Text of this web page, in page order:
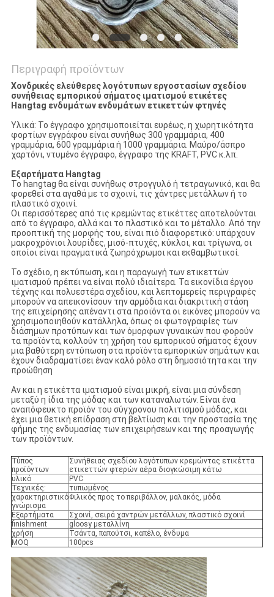
Περιγραφή προϊόντων
Χονδρικές ελεύθερες λογότυπων εργοστασίων σχεδίου
συνήθειας εμπορικού σήματος ιματισμού ετικέτες
Hangtag ενδυμάτων ενδυμάτων ετικεττών φτηνές
Υλικά: Το έγγραφο χρησιμοποιείται ευρέως, η χωρητικότητα
φορτίων εγγράφου είναι συνήθως 300 γραμμάρια, 400
γραμμάρια, 600 γραμμάρια ή 1000 γραμμάρια. Μαύρο/άσπρο
χαρτόνι, ντυμένο έγγραφο, έγγραφο της KRAFT, PVC κ.λπ.
Εξαρτήματα Hangtag
Το hangtag θα είναι συνήθως στρογγυλό ή τετραγωνικό, και θα
φορεθεί στα αγαθά με το σχοινί, τις χάντρες μετάλλων ή το
πλαστικό σχοινί.
Οι περισσότερες από τις κρεμώντας ετικέττες αποτελούνται
από το έγγραφο, αλλά και το πλαστικό και το μέταλλο. Από την
προοπτική της μορφής του, είναι πιό διαφορετικό: υπάρχουν
μακροχρόνιοι λουρίδες, μισό-πτυχές, κύκλοι, και τρίγωνα, οι
οποίοι είναι πραγματικά ζωηρόχρωμοι και εκθαμβωτικοί.
Το σχέδιο, η εκτύπωση, και η παραγωγή των ετικεττών
ιματισμού πρέπει να είναι πολύ ιδιαίτερα. Τα εικονίδια έργου
τέχνης και πολυεστέρα σχεδίου, και λεπτομερείς περιγραφές
μπορούν να απεικονίσουν την αρμόδια και διακριτική στάση
της επιχείρησης απέναντι στα προϊόντα οι εικόνες μπορούν να
χρησιμοποιηθούν κατάλληλα, όπως οι φωτογραφίες των
διάσημων προτύπων και των όμορφων γυναικών που φορούν
τα προϊόντα, κολλούν τη χρήση του εμπορικού σήματος έχουν
μια βαθύτερη εντύπωση στα προϊόντα εμπορικών σημάτων και
έχουν διαδραματίσει έναν καλό ρόλο στη δημοσιότητα και την
προώθηση
Αν και η ετικέττα ιματισμού είναι μικρή, είναι μια σύνδεση
μεταξύ η ίδια της μόδας και των καταναλωτών. Είναι ένα
αναπόφευκτο προϊόν του σύγχρονου πολιτισμού μόδας, και
έχει μια θετική επίδραση στη βελτίωση και την προστασία της
φήμης της ενδυμασίας των επιχειρήσεων και της προαγωγής
των προϊόντων.
Τύπος
προϊόντων
Συνήθειας σχεδίου λογότυπων κρεμώντας ετικέττα
ετικεττών φτερών αέρα διογκώσιμη κάτω
υλικό
PVC
Τεχνικές:
τυπωμένος
χαρακτηριστικό
γνώρισμα
Φιλικός προς το περιβάλλον, μαλακός, μόδα
Εξαρτήματα
Σχοινί, σειρά χαντρών μετάλλων, πλαστικό σχοινί
finishment
gloosy μεταλλίνη
χρήση
Τσάντα, παπούτσι, καπέλο, ένδυμα
MOQ
100pcs